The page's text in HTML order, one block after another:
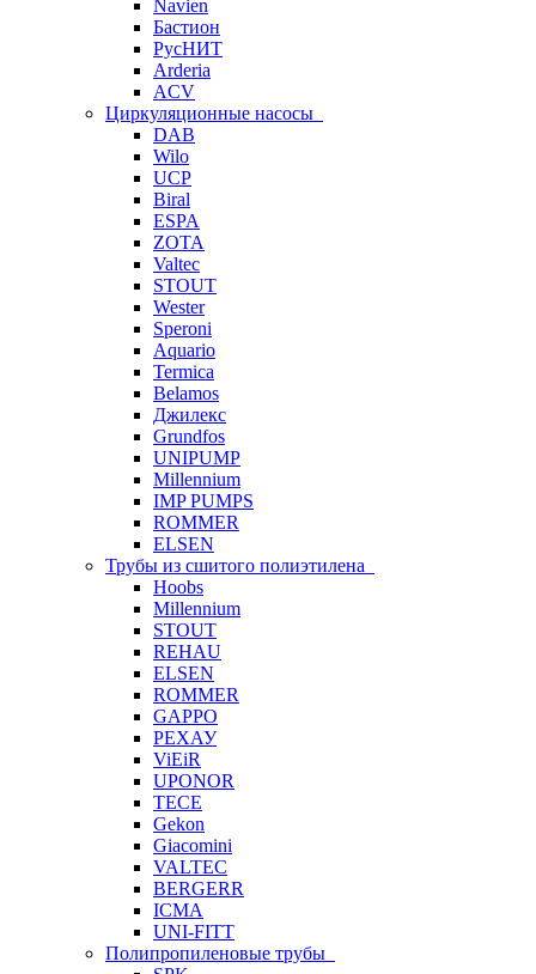
Navien
Бастион
РусНИТ
Arderia
ACV
Циркуляционные насосы
DAB
Wilo
UCP
Biral
ESPA
ZOTA
Valtec
STOUT
Wester
Speroni
Aquario
Termica
Belamos
Джилекс
Grundfos
UNIPUMP
Millennium
IMP PUMPS
ROMMER
ELSEN
Трубы из сшитого полиэтилена
Hoobs
Millennium
STOUT
REHAU
ELSEN
ROMMER
GAPPO
РЕХАУ
ViEiR
UPONOR
TECE
Gekon
Giacomini
VALTEC
BERGERR
ICMA
UNI-FITT
Полипропиленовые трубы